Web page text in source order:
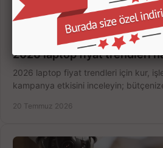
2026 laptop fiyat trendleri
2026 laptop fiyat trendleri için kur,
kampanya etkisini inceleyin;
20 Temmuz 2026